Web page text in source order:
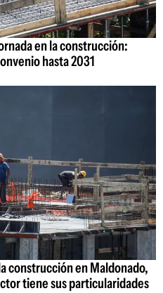
en la construcción:
hasta 2031
construcción en Maldonado,
tiene sus particularidades